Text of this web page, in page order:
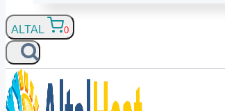
ALTAL 0